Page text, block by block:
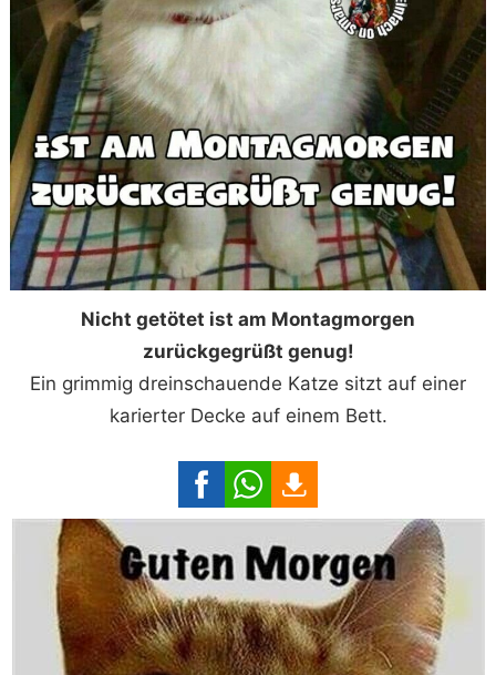
Nicht getötet ist am Montagmorgen
zurückgegrüßt genug!
Ein grimmig dreinschauende Katze sitzt auf einer
karierter Decke auf einem Bett.